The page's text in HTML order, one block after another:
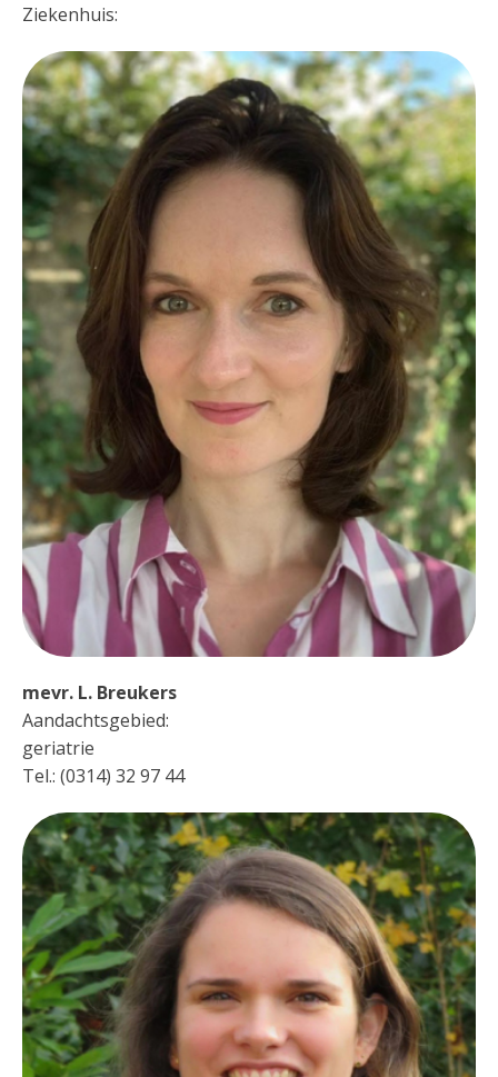
Ziekenhuis:
mevr. L. Breukers
Aandachtsgebied:
geriatrie
Tel.: (0314) 32 97 44